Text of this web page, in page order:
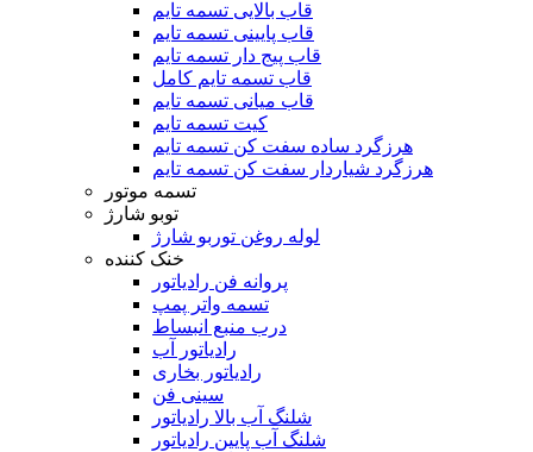
قاب بالایی تسمه تایم
قاب پایینی تسمه تایم
قاب پیج دار تسمه تایم
قاب تسمه تایم کامل
قاب میانی تسمه تایم
کیت تسمه تایم
هرزگرد ساده سفت کن تسمه تایم
هرزگرد شیاردار سفت کن تسمه تایم
تسمه موتور
توبو شارژ
لوله روغن توربو شارژ
خنک کننده
پروانه فن رادیاتور
تسمه واتر پمپ
درب منبع انبساط
رادیاتور آب
رادیاتور بخاری
سینی فن
شلنگ آب بالا رادیاتور
شلنگ آب پایین رادیاتور